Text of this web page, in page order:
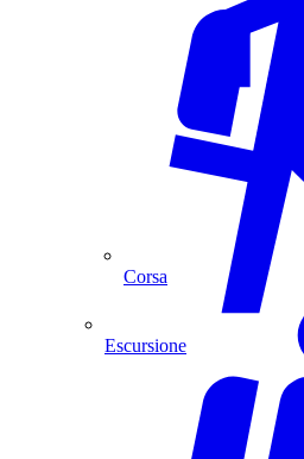
Corsa
Escursione